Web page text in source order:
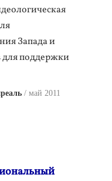
Запада и
для поддержки
май 2011